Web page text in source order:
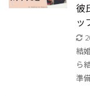
彼
ッ
結
ら
準